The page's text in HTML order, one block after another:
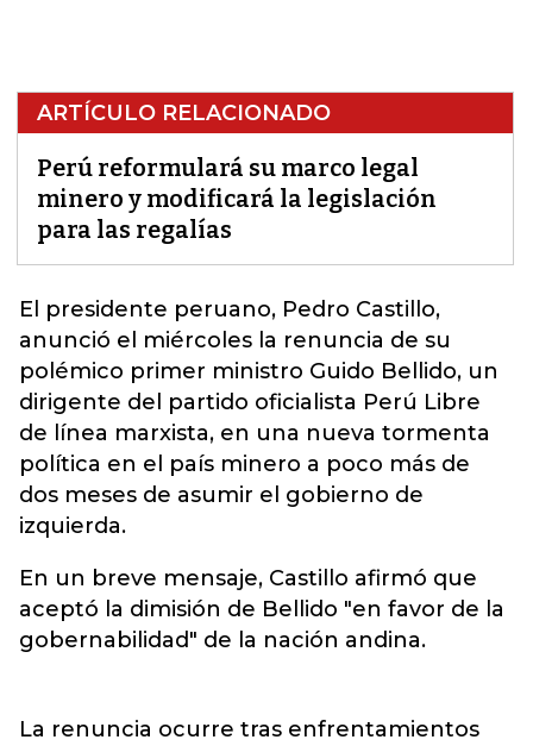
ARTÍCULO RELACIONADO
Perú reformulará su marco legal
minero y modificará la legislación
para las regalías
El presidente peruano, Pedro Castillo,
anunció el miércoles la renuncia de su
polémico primer ministro Guido Bellido, un
dirigente del partido oficialista Perú Libre
de línea marxista, en una nueva tormenta
política en el país minero a poco más de
dos meses de asumir el gobierno de
izquierda.
En un breve mensaje, Castillo afirmó que
aceptó la dimisión de Bellido "en favor de la
gobernabilidad" de la nación andina.
La renuncia ocurre tras enfrentamientos